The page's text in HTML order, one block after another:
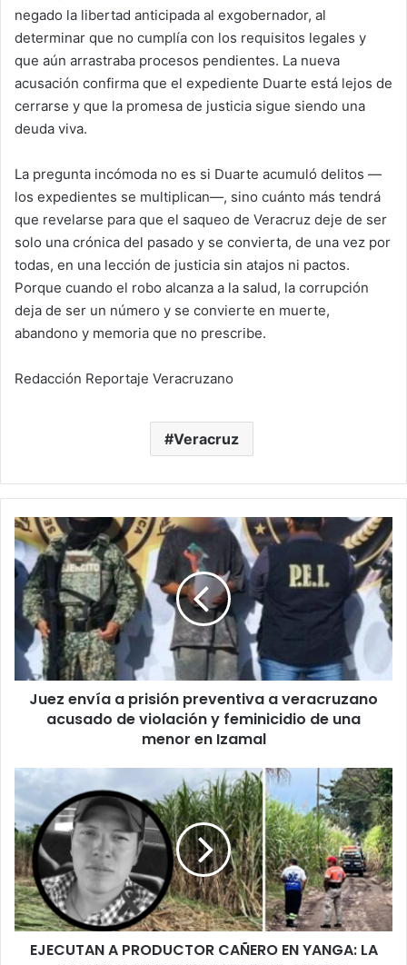
negado la libertad anticipada al exgobernador, al
determinar que no cumplía con los requisitos legales y
que aún arrastraba procesos pendientes. La nueva
acusación confirma que el expediente Duarte está lejos de
cerrarse y que la promesa de justicia sigue siendo una
deuda viva.
La pregunta incómoda no es si Duarte acumuló delitos —
los expedientes se multiplican—, sino cuánto más tendrá
que revelarse para que el saqueo de Veracruz deje de ser
solo una crónica del pasado y se convierta, de una vez por
todas, en una lección de justicia sin atajos ni pactos.
Porque cuando el robo alcanza a la salud, la corrupción
deja de ser un número y se convierte en muerte,
abandono y memoria que no prescribe.
Redacción Reportaje Veracruzano
Veracruz
Juez
envía
a
prisión
preventiva
veracruzano
acusado
de
violación
una
en
Izamal
Juez envía a prisión preventiva a veracruzano
acusado de violación y feminicidio de una
menor en Izamal
EJECUTAN
A
PRODUCTOR
CAÑERO
EN
YANGA:
LA
VIOLENCIA
IMPONE
EJECUTAN A PRODUCTOR CAÑERO EN YANGA: LA